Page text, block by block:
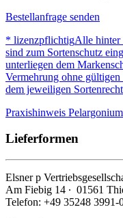
Bestellanfrage senden
* lizenzpflichtigAlle hinter
sind zum Sortenschutz
unterliegen dem
Vermehrung ohne
dem jeweiligen
Praxishinweis
Lieferformen
Elsnerp
Am Fiebig 14 ∙ 01561
Telefon: +49 35248 3991-